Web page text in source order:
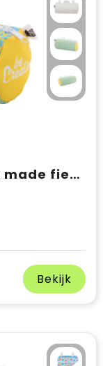
SuboBike Handle - custom made fietsstuurtas
Bekijk